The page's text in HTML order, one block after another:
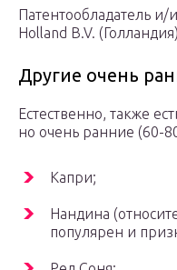
Патентообладатель и/
Holland B.V.
Другие очень
Естественно, также
но очень ранние (60-
Капри;
Нандина
популярен и